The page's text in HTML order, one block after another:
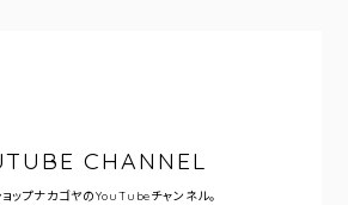
CHANNEL
ップナカゴヤのYouTubeチャンネル。